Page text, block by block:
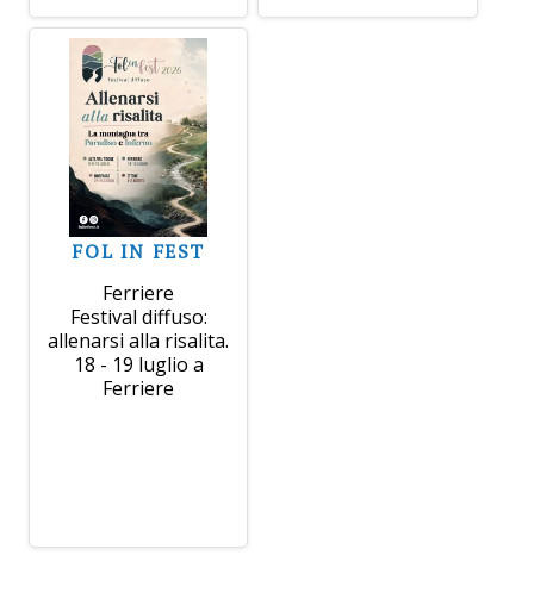
FOL IN FEST
Ferriere
Festival diffuso:
allenarsi alla risalita.
18 - 19 luglio a
Ferriere